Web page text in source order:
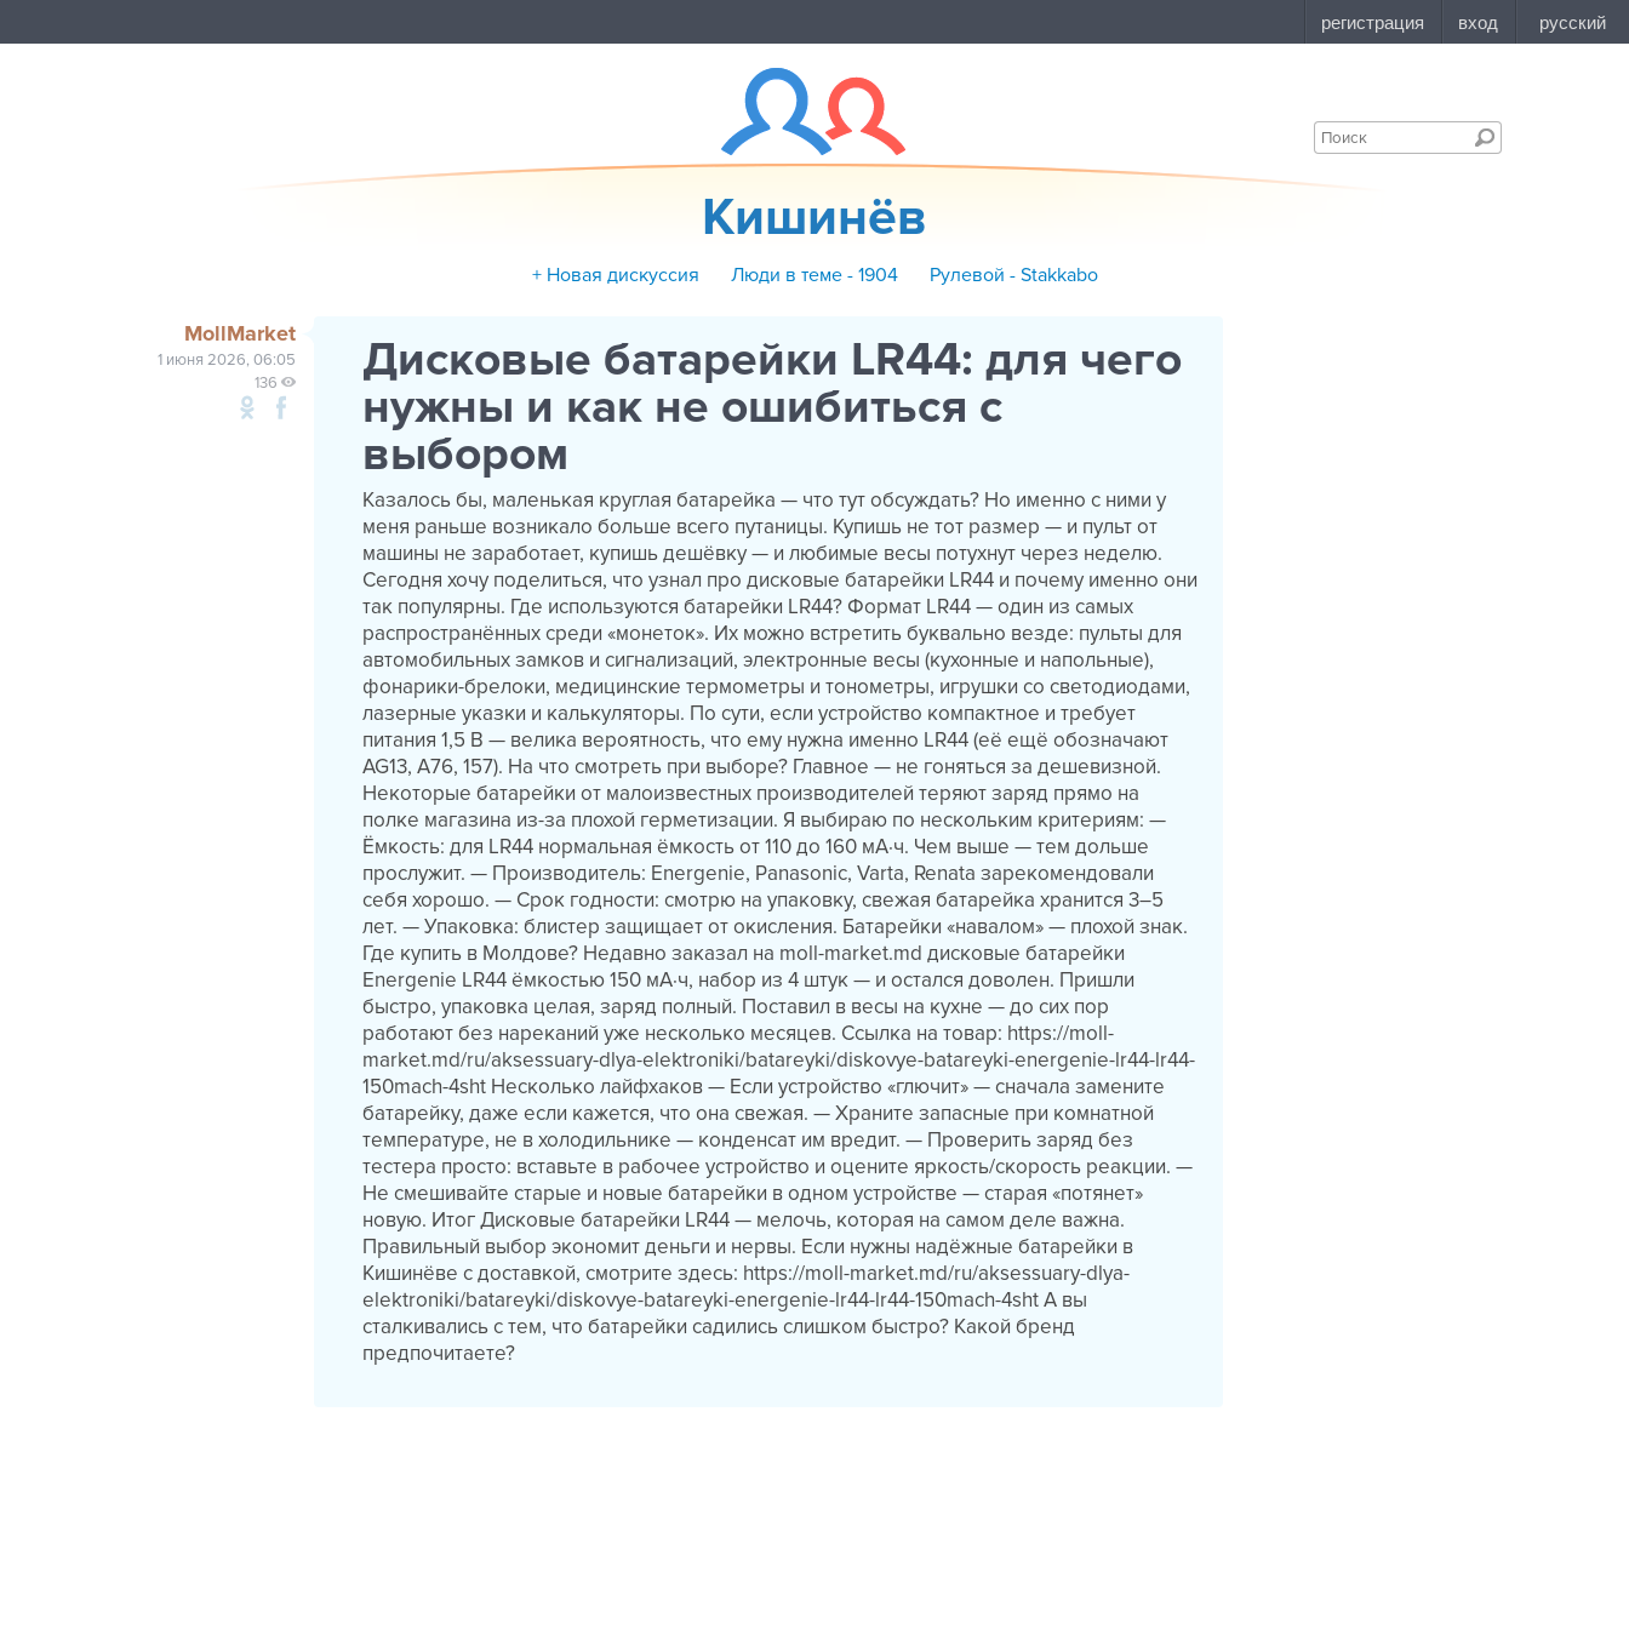
Кишинёв
+ Новая дискуссия Люди в теме - 1904 Рулевой - Stakkabo
MollMarket
1 июня 2026, 06:05
136
Дисковые батарейки LR44: для чего
нужны и как не ошибиться с
выбором
Казалось бы, маленькая круглая батарейка — что тут обсуждать? Но именно с ними у
меня раньше возникало больше всего путаницы. Купишь не тот размер — и пульт от
машины не заработает, купишь дешёвку — и любимые весы потухнут через неделю.
Сегодня хочу поделиться, что узнал про дисковые батарейки LR44 и почему именно они
так популярны. Где используются батарейки LR44? Формат LR44 — один из самых
распространённых среди «монеток». Их можно встретить буквально везде: пульты для
автомобильных замков и сигнализаций, электронные весы (кухонные и напольные),
фонарики-брелоки, медицинские термометры и тонометры, игрушки со светодиодами,
лазерные указки и калькуляторы. По сути, если устройство компактное и требует
питания 1,5 В — велика вероятность, что ему нужна именно LR44 (её ещё обозначают
AG13, A76, 157). На что смотреть при выборе? Главное — не гоняться за дешевизной.
Некоторые батарейки от малоизвестных производителей теряют заряд прямо на
полке магазина из-за плохой герметизации. Я выбираю по нескольким критериям: —
Ёмкость: для LR44 нормальная ёмкость от 110 до 160 мА·ч. Чем выше — тем дольше
прослужит. — Производитель: Energenie, Panasonic, Varta, Renata зарекомендовали
себя хорошо. — Срок годности: смотрю на упаковку, свежая батарейка хранится 3–5
лет. — Упаковка: блистер защищает от окисления. Батарейки «навалом» — плохой знак.
Где купить в Молдове? Недавно заказал на moll-market.md дисковые батарейки
Energenie LR44 ёмкостью 150 мА·ч, набор из 4 штук — и остался доволен. Пришли
быстро, упаковка целая, заряд полный. Поставил в весы на кухне — до сих пор
работают без нареканий уже несколько месяцев. Ссылка на товар: https://moll-
market.md/ru/aksessuary-dlya-elektroniki/batareyki/diskovye-batareyki-energenie-lr44-lr44-
150mach-4sht Несколько лайфхаков — Если устройство «глючит» — сначала замените
батарейку, даже если кажется, что она свежая. — Храните запасные при комнатной
температуре, не в холодильнике — конденсат им вредит. — Проверить заряд без
тестера просто: вставьте в рабочее устройство и оцените яркость/скорость реакции. —
Не смешивайте старые и новые батарейки в одном устройстве — старая «потянет»
новую. Итог Дисковые батарейки LR44 — мелочь, которая на самом деле важна.
Правильный выбор экономит деньги и нервы. Если нужны надёжные батарейки в
Кишинёве с доставкой, смотрите здесь: https://moll-market.md/ru/aksessuary-dlya-
elektroniki/batareyki/diskovye-batareyki-energenie-lr44-lr44-150mach-4sht А вы
сталкивались с тем, что батарейки садились слишком быстро? Какой бренд
предпочитаете?